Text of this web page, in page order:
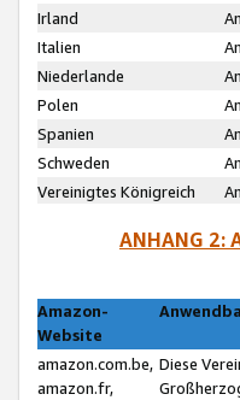
Irland
Italien
Niederlande
Polen
Spanien
Schweden
Vereinigtes Königreich
ANHANG 2:
Amazon-
Website
amazon.com.be,
amazon.fr,
Diese